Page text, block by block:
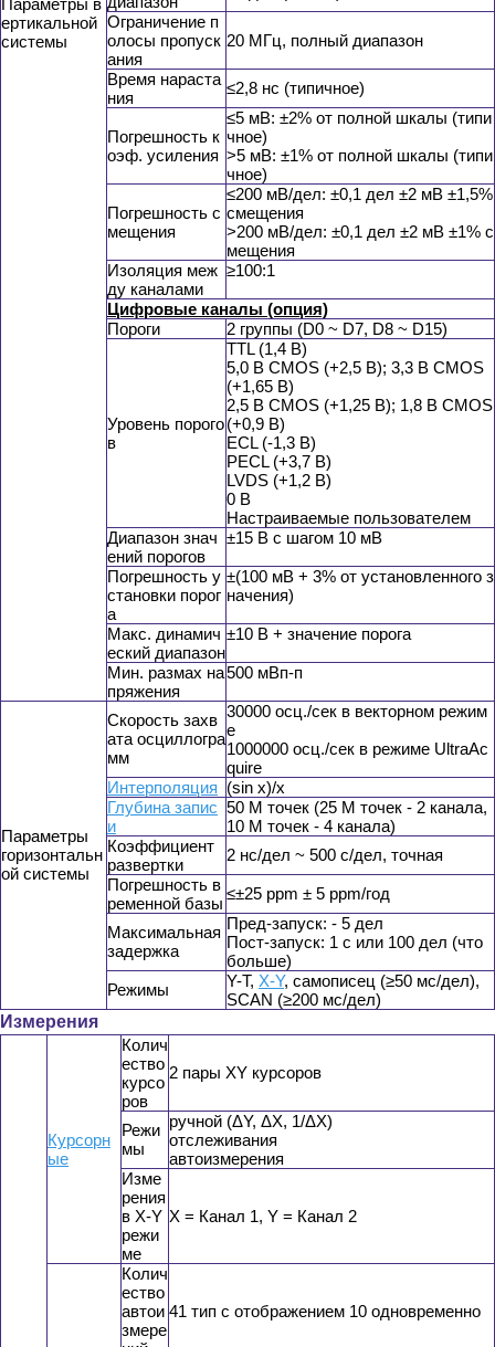
Параметры в
ертикальной
системы
Ограничение п
олосы пропуск
ания
20 МГц, полный диапазон
Время нараста
ния
≤2,8 нс (типичное)
Погрешность к
оэф. усиления
≤5 мВ: ±2% от полной шкалы (типи
чное)
>5 мВ: ±1% от полной шкалы (типи
чное)
Погрешность с
мещения
≤200 мВ/дел: ±0,1 дел ±2 мВ ±1,5%
смещения
>200 мВ/дел: ±0,1 дел ±2 мВ ±1% с
мещения
Изоляция меж
ду каналами
≥100:1
Цифровые каналы (опция)
Пороги
2 группы (D0 ~ D7, D8 ~ D15)
Уровень порого
в
TTL (1,4 В)
5,0 В CMOS (+2,5 В); 3,3 В CMOS
(+1,65 В)
2,5 В CMOS (+1,25 В); 1,8 В CMOS
(+0,9 В)
ECL (-1,3 В)
PECL (+3,7 В)
LVDS (+1,2 В)
0 В
Настраиваемые пользователем
Диапазон знач
ений порогов
±15 В с шагом 10 мВ
Погрешность у
становки порог
а
±(100 мВ + 3% от установленного з
начения)
Макс. динамич
еский диапазон
±10 В + значение порога
Мин. размах на
пряжения
500 мВп-п
Параметры
горизонтальн
ой системы
Скорость захв
ата осциллогра
мм
30000 осц./сек в векторном режим
е
1000000 осц./сек в режиме UltraAc
quire
Интерполяция (sin x)/x
Глубина запис
и
50 М точек (25 М точек - 2 канала,
10 М точек - 4 канала)
Коэффициент
развертки
2 нс/дел ~ 500 с/дел, точная
Погрешность в
ременной базы
≤±25 ppm ± 5 ppm/год
Максимальная
задержка
Пред-запуск: - 5 дел
Пост-запуск: 1 с или 100 дел (что
больше)
Режимы
Y-T, X-Y, самописец (≥50 мс/дел),
SCAN (≥200 мс/дел)
Измерения
Курсорн
ые
Колич
ество
курсо
ров
2 пары XY курсоров
Режи
мы
ручной (ΔY, ΔX, 1/ΔX)
отслеживания
автоизмерения
Изме
рения
в X-Y
режи
ме
X = Канал 1, Y = Канал 2
Колич
ество
автои
змере
41 тип с отображением 10 одновременно